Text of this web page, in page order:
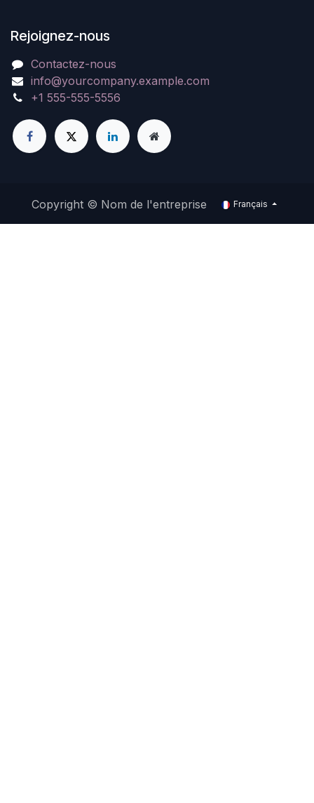
Rejoignez-nous
Contactez-nous
info@yourcompany.example.com
+1 555-555-5556
Copyright © Nom de l'entreprise Français